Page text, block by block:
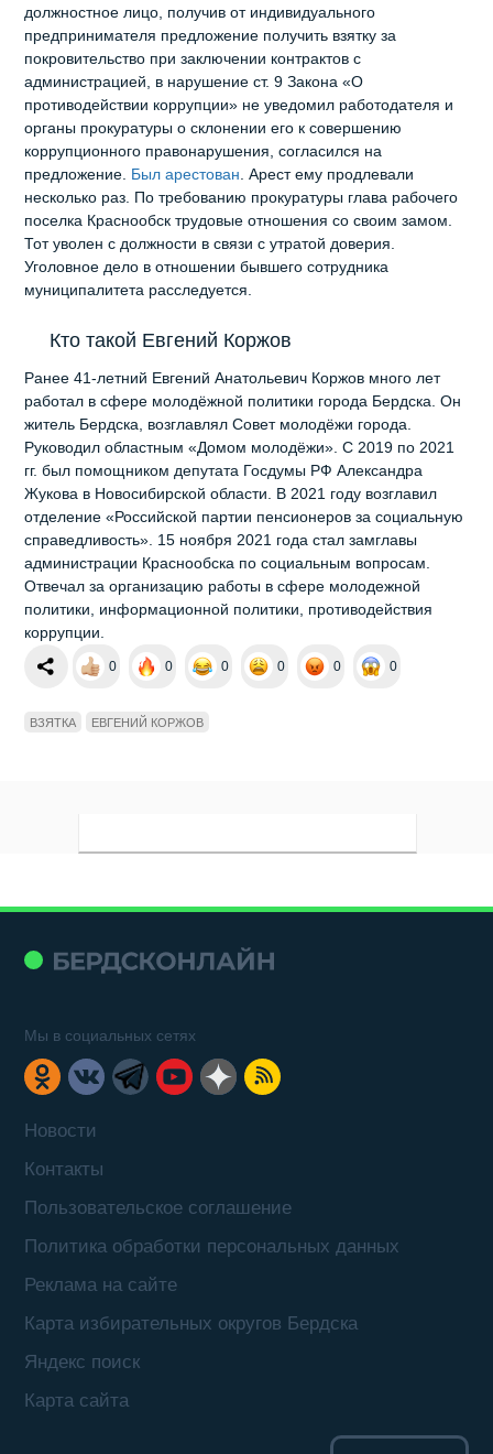
должностное лицо, получив от индивидуального
предпринимателя предложение получить взятку за
покровительство при заключении контрактов с
администрацией, в нарушение ст. 9 Закона «О
противодействии коррупции» не уведомил работодателя и
органы прокуратуры о склонении его к совершению
коррупционного правонарушения, согласился на
предложение. Был арестован . Арест ему продлевали
несколько раз. По требованию прокуратуры глава рабочего
поселка Краснообск трудовые отношения со своим замом.
Тот уволен с должности в связи с утратой доверия.
Уголовное дело в отношении бывшего сотрудника
муниципалитета расследуется.
Кто такой Евгений Коржов
Ранее 41-летний Евгений Анатольевич Коржов много лет
работал в сфере молодёжной политики города Бердска. Он
житель Бердска, возглавлял Совет молодёжи города.
Руководил областным «Домом молодёжи». С 2019 по 2021
гг. был помощником депутата Госдумы РФ Александра
Жукова в Новосибирской области. В 2021 году возглавил
отделение «Российской партии пенсионеров за социальную
справедливость». 15 ноября 2021 года стал замглавы
администрации Краснообска по социальным вопросам.
Отвечал за организацию работы в сфере молодежной
политики, информационной политики, противодействия
коррупции.
0 0 0 0 0 0
ВЗЯТКА ЕВГЕНИЙ КОРЖОВ
Новости
Контакты
Пользовательское соглашение
Политика обработки персональных данных
Реклама на сайте
Карта избирательных округов Бердска
Яндекс поиск
Карта сайта
Мы в социальных сетях